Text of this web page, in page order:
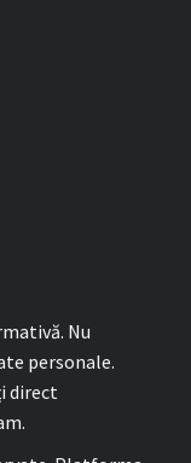
Nu
personale.
direct